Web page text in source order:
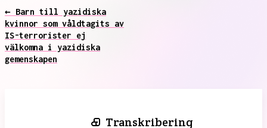
← Barn till yazidiska
kvinnor som våldtagits av
IS-terrorister ej
välkomna i yazidiska
gemenskapen
Transkribering